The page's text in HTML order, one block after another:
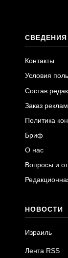
Контакты
Условия
Состав
Заказ
Политика
Бриф
О нас
Вопросы и
НОВОСТИ
Израиль
Лента RSS